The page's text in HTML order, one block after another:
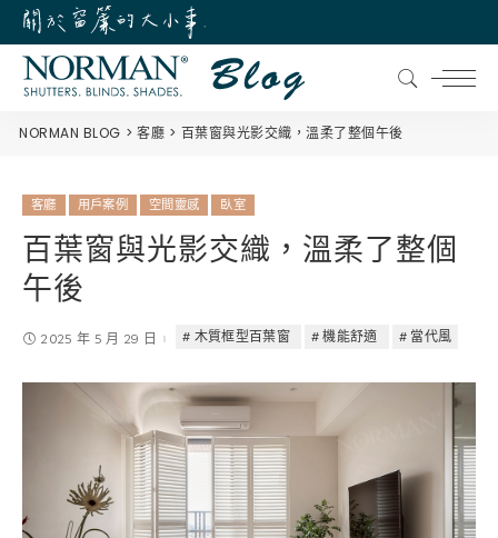
NORMAN BLOG 客廳 百葉窗與光影交織，溫柔了整個午後
客廳 用戶案例 空間靈感 臥室
百葉窗與光影交織，溫柔了整個
午後
2025 年 5 月 29 日 木質框型百葉窗 機能舒適 當代風